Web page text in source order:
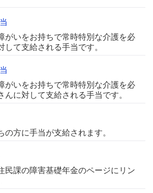
がいをお持ちで常時特別な介護を必
して支給される手当です。
がいをお持ちで常時特別な介護を必
んに対して支給される手当です。
の方に手当が支給されます。
民課の障害基礎年金のページにリン